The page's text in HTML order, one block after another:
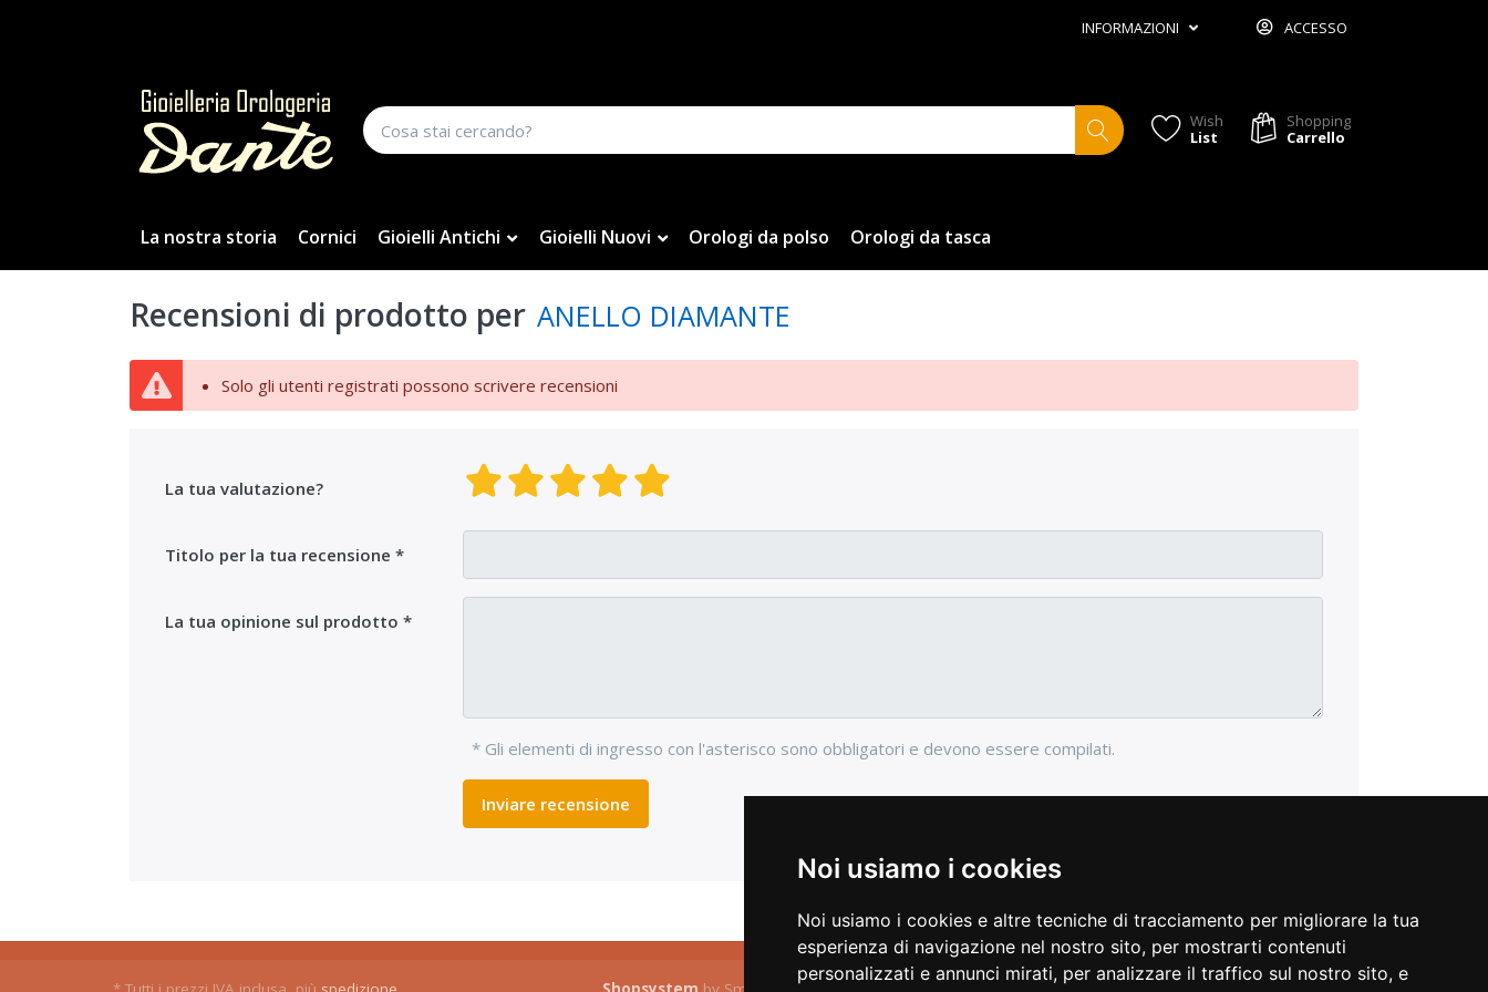
Noi usiamo i cookies
Noi usiamo i cookies e altre tecniche di tracciamento per migliorare la tua
esperienza di navigazione nel nostro sito, per mostrarti contenuti
personalizzati e annunci mirati, per analizzare il traffico sul nostro sito, e
INFORMAZIONI ACCESSO
Wish
List
Shopping
Carrello
La nostra storia Cornici Gioielli Antichi Gioielli Nuovi Orologi da polso Orologi da tasca
Recensioni di prodotto per ANELLO DIAMANTE
Solo gli utenti registrati possono scrivere recensioni
La tua valutazione?
Titolo per la tua recensione
La tua opinione sul prodotto
* Gli elementi di ingresso con l'asterisco sono obbligatori e devono essere compilati.
Inviare recensione